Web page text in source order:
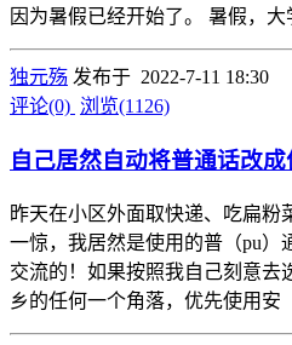
因为暑假已经开始了。 暑假，大
独元殇 发布于 2022-7-11 18:30
评论(0) 浏览(1126)
自己居然自动将普通话改
昨天在小区外面取快递、吃扁粉
一惊，我居然是使用的普（pu）
交流的！如果按照我自己刻意去
乡的任何一个角落，优先使用安